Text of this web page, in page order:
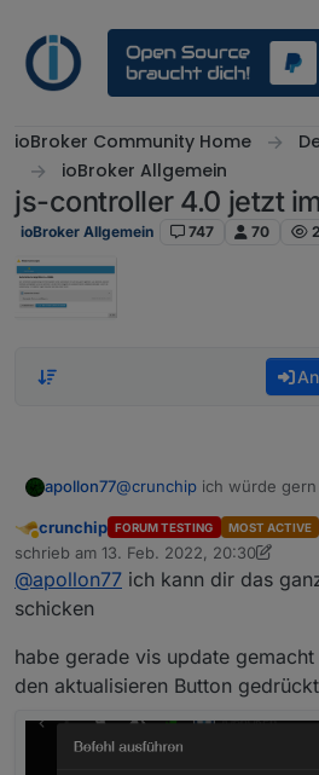
ioBroker Community Home
ioBroker Allgemein
js-controller 4.0 jetzt
ioBroker Allgemein 747 70
apollon77@crunchip ich würde
die zeitlichen
Adapter start der da gezickt
Abwesend
crunchip FORUM TESTING MOST ACTIVE
schrieb am 13. Feb. 2022, 20:30
zuletzt editiert von crunchip
@apollon77 ich kann dir das
schicken
habe gerade vis update gemacht
den aktualisieren Button gedrückt